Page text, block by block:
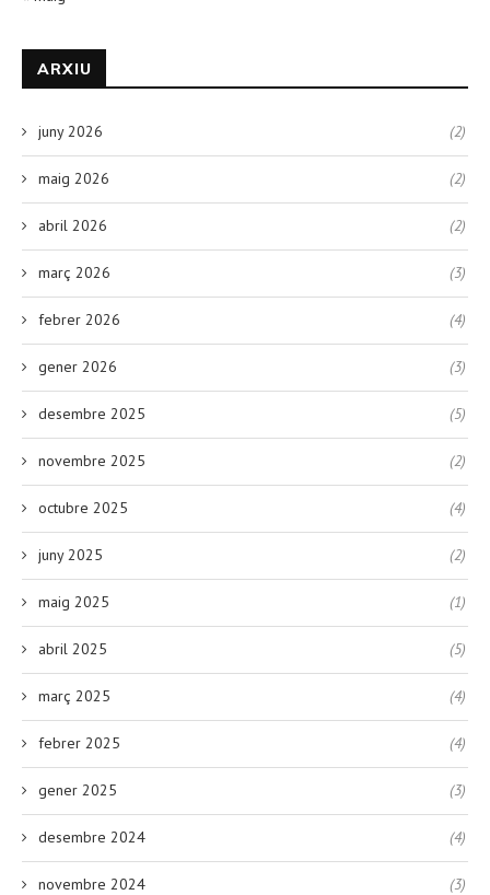
ARXIU
juny 2026 (2)
maig 2026 (2)
abril 2026 (2)
març 2026 (3)
febrer 2026 (4)
gener 2026 (3)
desembre 2025 (5)
novembre 2025 (2)
octubre 2025 (4)
juny 2025 (2)
maig 2025 (1)
abril 2025 (5)
març 2025 (4)
febrer 2025 (4)
gener 2025 (3)
desembre 2024 (4)
novembre 2024 (3)